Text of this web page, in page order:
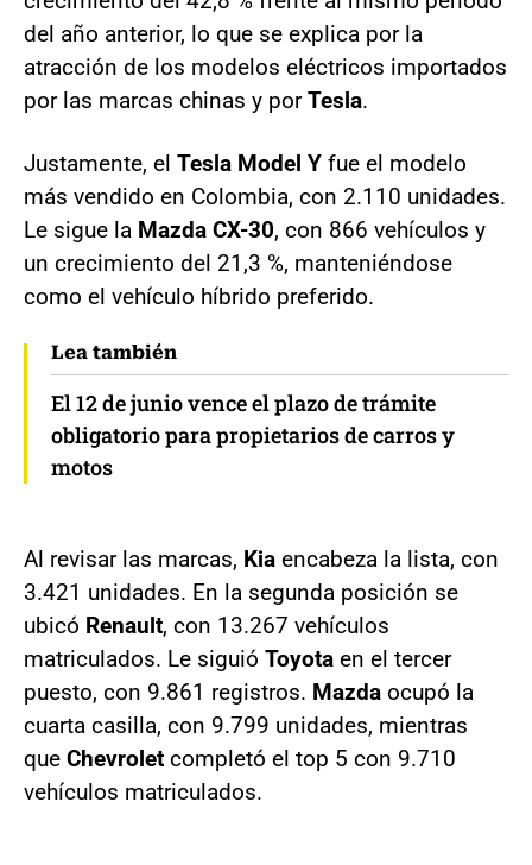
del año anterior, lo que se explica por la
atracción de los modelos eléctricos importados
por las marcas chinas y porTesla.
Justamente, el Tesla Model Y fue el modelo
más vendido en Colombia, con 2.110 unidades.
Le sigue la Mazda CX-30, con 866 vehículos y
un crecimiento del 21,3 %, manteniéndose
como el vehículo híbrido preferido.
Lea también
El 12 de junio vence el plazo de trámite
obligatorio para propietarios de carros y
motos
Al revisar las marcas, Kia encabeza la lista, con
3.421 unidades. En la segunda posición se
ubicó Renault, con 13.267 vehículos
matriculados. Le siguió Toyota en el tercer
puesto, con 9.861 registros. Mazda ocupó la
cuarta casilla, con 9.799 unidades, mientras
que Chevrolet completó el top 5 con 9.710
vehículos matriculados.